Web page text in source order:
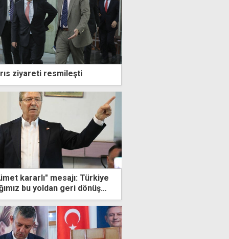
ziyareti resmileşti
kararlı" mesajı: Türkiye
bu yoldan geri dönüş